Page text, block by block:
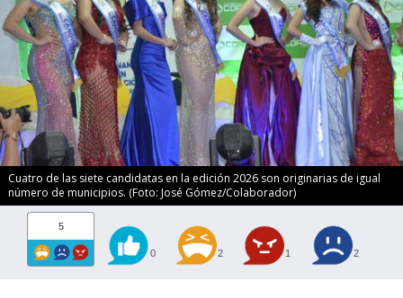
Cuatro de las siete candidatas en la edición 2026 son originarias de igual
número de municipios. (Foto: José Gómez/Colaborador)
5
0 2 1 2